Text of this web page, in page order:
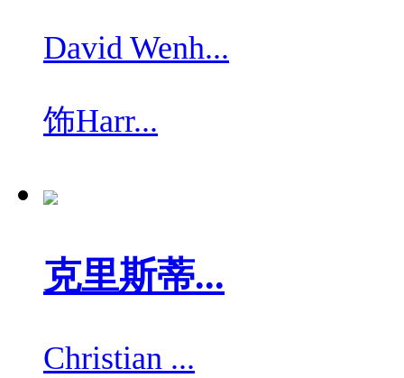
David Wenh...
饰Harr...
克里斯蒂...
Christian ...